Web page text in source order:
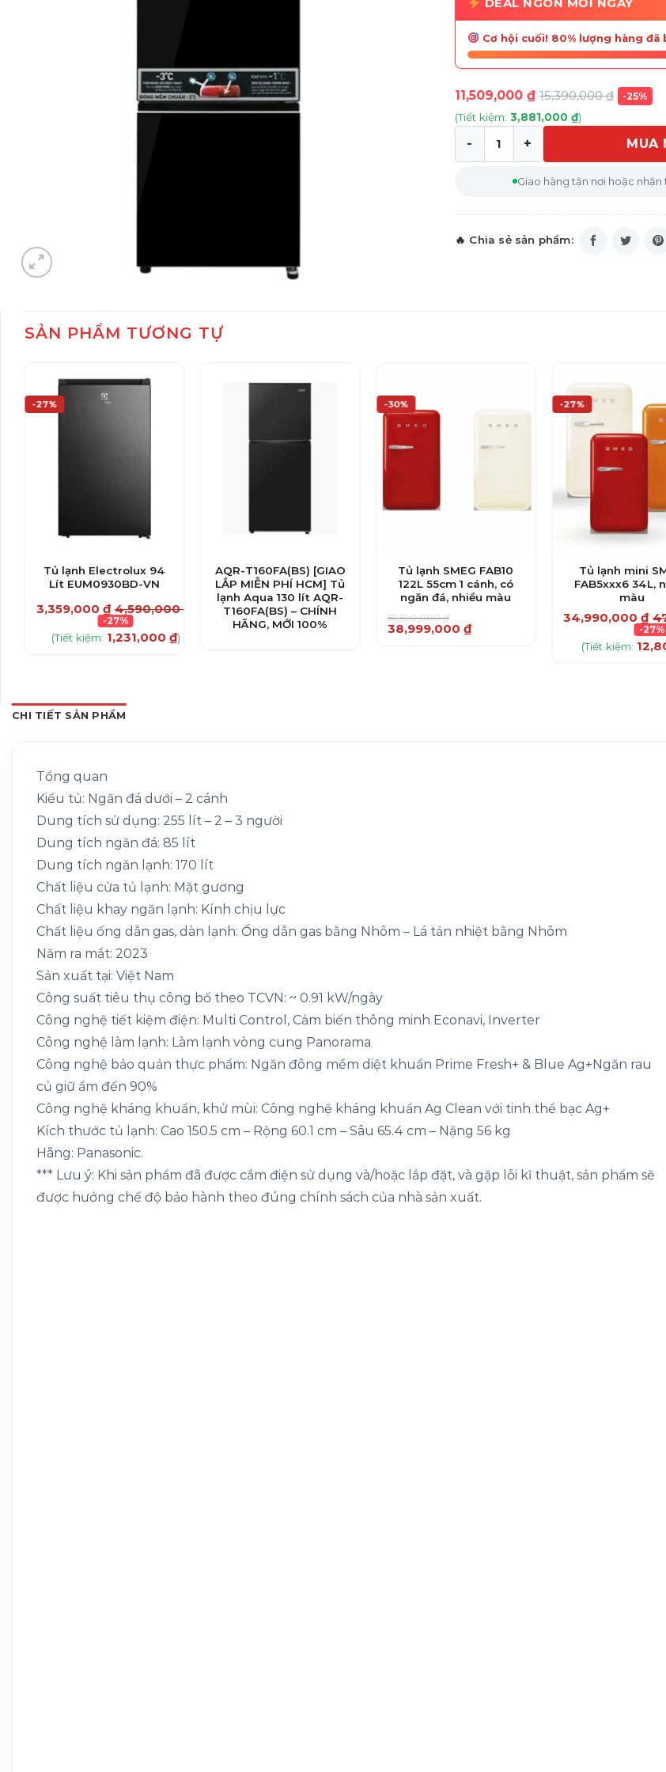
Cơ hội cuối! 80% lượng hàng đã
11,509,000 ₫ 15,390,000₫ -25%
(Tiết kiệm: 3,881,000 ₫)
Tủ lạnh Panasonic Inverter 255 lít
MUA
Giao hàng tận nơi hoặc nhận
SẢN PHẨM TƯƠNG TỰ
-27%
Tủ lạnh Electrolux 94
Lít EUM0930BD-VN
3,359,000 ₫ 4,590,000₫
-27%
(Tiết kiệm: 1,231,000 ₫)
AQR-T160FA(BS) [GIAO
LẮP MIỄN PHÍ HCM] Tủ
lạnh Aqua 130 lít AQR-
T160FA(BS) – CHÍNH
HÃNG, MỚI 100%
-30%
Tủ lạnh SMEG FAB10
122L 55cm 1 cánh, có
ngăn đá, nhiều màu
55,590,000₫
Giá
gốc
38,999,000₫
Giá
hiện
sản
-27%
Tủ lạnh mini
FAB5xxx6 34L,
màu
34,990,000₫
-27%
(Tiết kiệm:
CHI TIẾT SẢN PHẨM
Tổng quan
Kiểu tủ: Ngăn đá dưới – 2 cánh
Dung tích sử dụng: 255 lít – 2 – 3 người
Dung tích ngăn đá: 85 lít
Dung tích ngăn lạnh: 170 lít
Chất liệu cửa tủ lạnh: Mặt gương
Chất liệu khay ngăn lạnh: Kính chịu lực
Chất liệu ống dẫn gas, dàn lạnh: Ống dẫn gas bằng Nhôm – Lá tản nhiệt bằng Nhôm
Năm ra mắt: 2023
Sản xuất tại: Việt Nam
Công suất tiêu thụ công bố theo TCVN: ~ 0.91 kW/ngày
Công nghệ tiết kiệm điện: Multi Control, Cảm biến thông minh Econavi, Inverter
Công nghệ làm lạnh: Làm lạnh vòng cung Panorama
Công nghệ bảo quản thực phẩm: Ngăn đông mềm diệt khuẩn Prime Fresh+ & Blue Ag+Ngăn rau
củ giữ ẩm đến 90%
Công nghệ kháng khuẩn, khử mùi: Công nghệ kháng khuẩn Ag Clean với tinh thể bạc Ag+
Kích thước tủ lạnh: Cao 150.5 cm – Rộng 60.1 cm – Sâu 65.4 cm – Nặng 56 kg
Hãng: Panasonic.
*** Lưu ý: Khi sản phẩm đã được cắm điện sử dụng và/hoặc lắp đặt, và gặp lỗi kĩ thuật, sản phẩm sẽ
được hưởng chế độ bảo hành theo đúng chính sách của nhà sản xuất.